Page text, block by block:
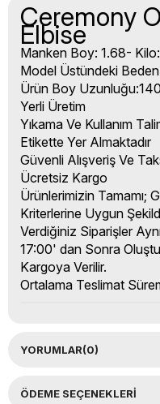
Ceremony
Elbise
Manken Boy: 1.68-
Model Üstündeki
Ürün Boy
Yerli Üretim
Yıkama Ve Kullanım
Etikette Yer Almaktadır
Güvenli Alışveriş Ve
Ücretsiz Kargo
Ürünlerimizin Tamamı;
Kriterlerine Uygun
Verdiğiniz Siparişler
17:00' dan Sonra
Kargoya Verilir.
Ortalama Teslimat
YORUMLAR(0)
ÖDEME SEÇENEKLERI